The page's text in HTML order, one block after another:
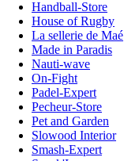
Handball-Store
House of Rugby
La sellerie de Maé
Made in Paradis
Nauti-wave
On-Fight
Padel-Expert
Pecheur-Store
Pet and Garden
Slowood Interior
Smash-Expert